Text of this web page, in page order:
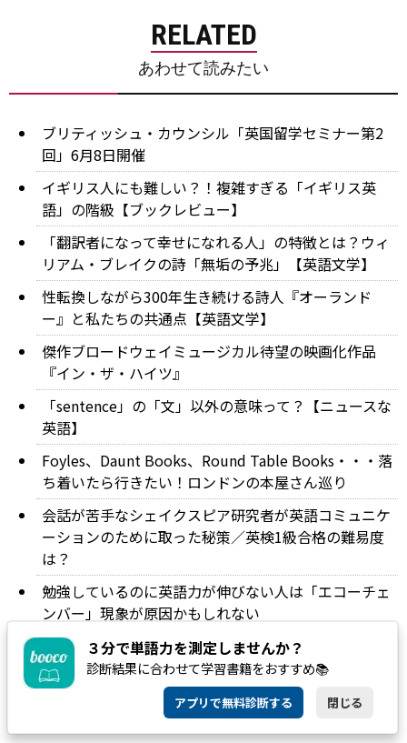
RELATED
あわせて読みたい
ブリティッシュ・カウンシル「英国留学セミナー第2
回」6月8日開催
イギリス人にも難しい？！複雑すぎる「イギリス英
語」の階級【ブックレビュー】
「翻訳者になって幸せになれる人」の特徴とは？ウィ
リアム・ブレイクの詩「無垢の予兆」【英語文学】
性転換しながら300年生き続ける詩人『オーランド
ー』と私たちの共通点【英語文学】
傑作ブロードウェイミュージカル待望の映画化作品
『イン・ザ・ハイツ』
「sentence」の「文」以外の意味って？【ニュースな
英語】
Foyles、Daunt Books、Round Table Books・・・落
ち着いたら行きたい！ロンドンの本屋さん巡り
会話が苦手なシェイクスピア研究者が英語コミュニケ
ーションのために取った秘策／英検1級合格の難易度
は？
勉強しているのに英語力が伸びない人は「エコーチェ
ンバー」現象が原因かもしれない
東京オリンピック中止はあり得る？海外メディアの反
応を英語で読もう
３分で単語力を測定しませんか？
診断結果に合わせて学習書籍をおすすめ📚
アプリで無料診断する 閉じる